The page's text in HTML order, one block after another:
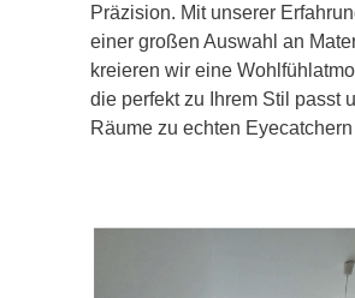
Präzision. Mit unserer
einer großen Auswahl an
kreieren wir eine
die perfekt zu Ihrem Stil passt
Räume zu echten